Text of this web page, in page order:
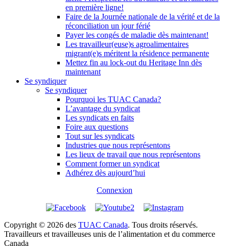
en première ligne!
Faire de la Journée nationale de la vérité et de la
réconciliation un jour férié
Payer les congés de maladie dès maintenant!
Les travailleur(euse)s agroalimentaires
migrant(e)s méritent la résidence permanente
Mettez fin au lock-out du Heritage Inn dès
maintenant
Se syndiquer
Se syndiquer
Pourquoi les TUAC Canada?
L’avantage du syndicat
Les syndicats en faits
Foire aux questions
Tout sur les syndicats
Industries que nous représentons
Les lieux de travail que nous représentons
Comment former un syndicat
Adhérez dès aujourd’hui
Connexion
Copyright © 2026 des TUAC Canada. Tous droits réservés.
Travailleurs et travailleuses unis de l’alimentation et du commerce
Canada